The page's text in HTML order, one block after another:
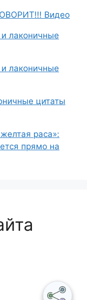
Видео
лаконичные
лаконичные
цитаты
раса»:
прямо на